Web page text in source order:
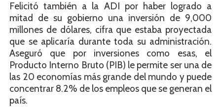
Felicitó también a la ADI por haber logrado a
mitad de su gobierno una inversión de 9,000
millones de dólares, cifra que estaba proyectada
que se aplicaría durante toda su administración.
Aseguró que por inversiones como esas, el
Producto Interno Bruto (PIB) le permite ser una de
las 20 economías más grande del mundo y puede
concentrar 8.2% de los empleos que se generan el
país.